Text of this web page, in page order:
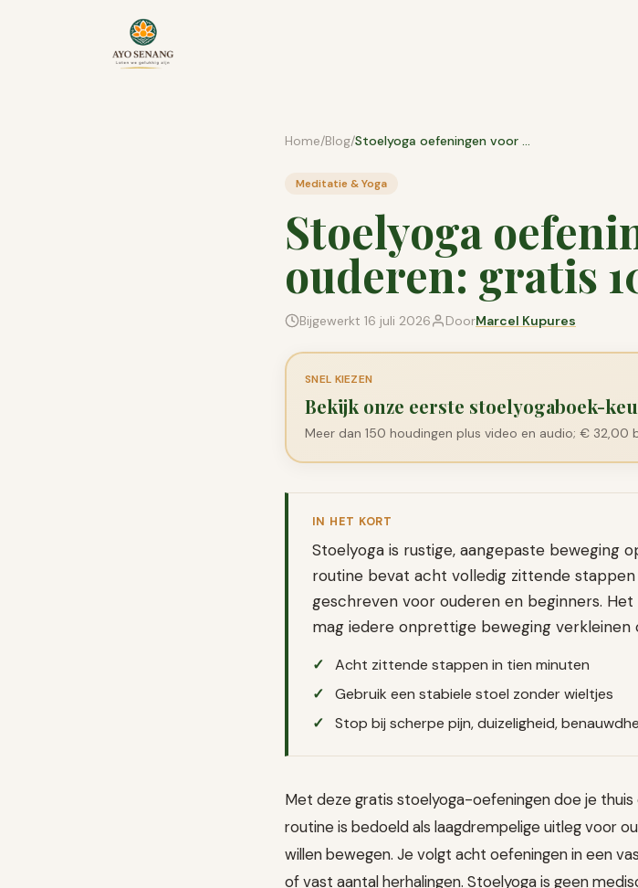
Home/Blog/ Stoelyoga oefeningen voor ouderen: gratis 10 minuten
Meditatie & Yoga
Stoelyoga
ouderen: gratis
Bijgewerkt 16 juli 2026 DoorMarcel Kupures
SNEL KIEZEN
Bekijk onze eerste stoelyogaboek-
Meer dan 150 houdingen plus video en audio; € 32,00
IN HET KORT
Stoelyoga is rustige, aangepaste beweging
routine bevat acht volledig zittende
geschreven voor ouderen en beginners.
mag iedere onprettige beweging verkleinen
Acht zittende stappen in tien minuten
Gebruik een stabiele stoel zonder wieltjes
Stop bij scherpe pijn, duizeligheid,
Met deze gratis stoelyoga-oefeningen doe je
routine is bedoeld als laagdrempelige uitleg voor
willen bewegen. Je volgt acht oefeningen in een
of vast aantal herhalingen. Stoelyoga is geen